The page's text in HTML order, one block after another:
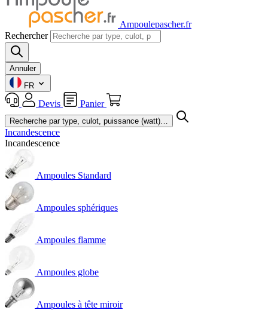
Ampoulepascher.fr
Rechercher
Annuler
FR
Devis Panier
Incandescence
Incandescence
Ampoules Standard
Ampoules sphériques
Ampoules flamme
Ampoules globe
Ampoules à tête miroir